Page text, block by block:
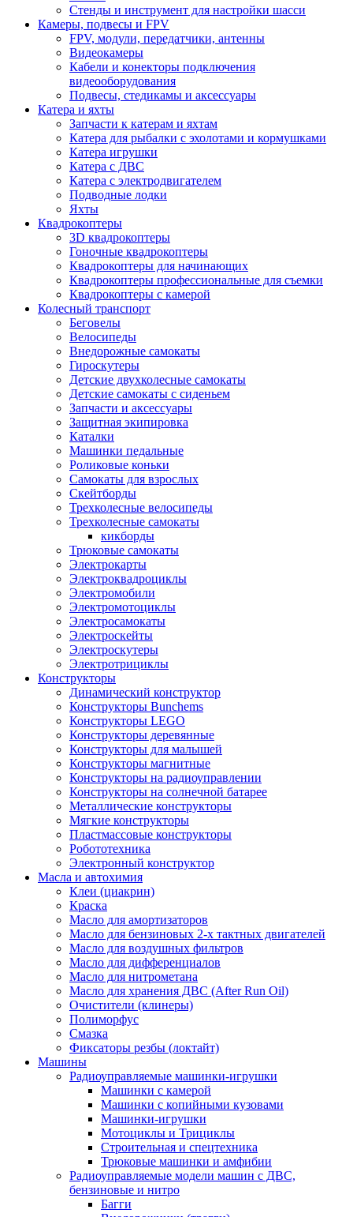
Стенды и инструмент для настройки шасси
Камеры, подвесы и FPV
FPV, модули, передатчики, антенны
Видеокамеры
Кабели и конекторы подключения
видеооборудования
Подвесы, стедикамы и аксессуары
Катера и яхты
Запчасти к катерам и яхтам
Катера для рыбалки с эхолотами и кормушками
Катера игрушки
Катера с ДВС
Катера с электродвигателем
Подводные лодки
Яхты
Квадрокоптеры
3D квадрокоптеры
Гоночные квадрокоптеры
Квадрокоптеры для начинающих
Квадрокоптеры профессиональные для съемки
Квадрокоптеры с камерой
Колесный транспорт
Беговелы
Велосипеды
Внедорожные самокаты
Гироскутеры
Детские двухколесные самокаты
Детские самокаты с сиденьем
Запчасти и аксессуары
Защитная экипировка
Каталки
Машинки педальные
Роликовые коньки
Самокаты для взрослых
Скейтборды
Трехколесные велосипеды
Трехколесные самокаты
кикборды
Трюковые самокаты
Электрокарты
Электроквадроциклы
Электромобили
Электромотоциклы
Электросамокаты
Электроскейты
Электроскутеры
Электротрициклы
Конструкторы
Динамический конструктор
Конструкторы Bunchems
Конструкторы LEGO
Конструкторы деревянные
Конструкторы для малышей
Конструкторы магнитные
Конструкторы на радиоуправлении
Конструкторы на солнечной батарее
Металлические конструкторы
Мягкие конструкторы
Пластмассовые конструкторы
Робототехника
Электронный конструктор
Масла и автохимия
Клеи (циакрин)
Краска
Масло для амортизаторов
Масло для бензиновых 2-х тактных двигателей
Масло для воздушных фильтров
Масло для дифференциалов
Масло для нитрометана
Масло для хранения ДВС (After Run Oil)
Очистители (клинеры)
Полиморфус
Смазка
Фиксаторы резбы (локтайт)
Машины
Радиоуправляемые машинки-игрушки
Машинки с камерой
Машинки с копийными кузовами
Машинки-игрушки
Мотоциклы и Трициклы
Строительная и спецтехника
Трюковые машинки и амфибии
Радиоуправляемые модели машин с ДВС,
бензиновые и нитро
Багги